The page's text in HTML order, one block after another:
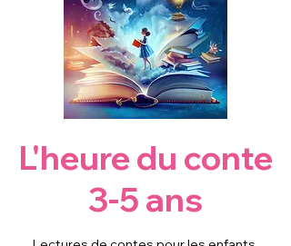
L'heure du conte
3-5 ans